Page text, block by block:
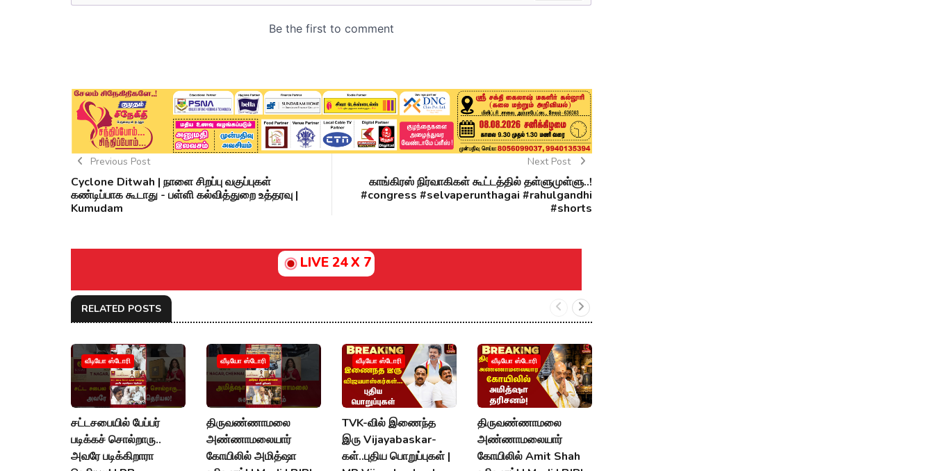
Previous Post
Cyclone Ditwah | நாளை சிறப்பு வகுப்புகள்
கண்டிப்பாக கூடாது - பள்ளி கல்வித்துறை உத்தரவு |
Kumudam
Next Post
காங்கிரஸ் நிர்வாகிகள் கூட்டத்தில் தள்ளுமுள்ளு..!
#congress #selvaperunthagai #rahulgandhi
#shorts
LIVE 24 X 7
RELATED POSTS
வீடியோ ஸ்டோரி
சட்டசபையில் பேப்பர்
படிக்கச் சொல்றாரு..
அவரே படிக்கிறாரா
வீடியோ ஸ்டோரி
திருவண்ணாமலை
அண்ணாமலையார்
கோயிலில் அமித்ஷா
வீடியோ ஸ்டோரி
TVK-வில் இணைந்த
இரு Vijayabaskar-
கள்..புதிய பொறுப்புகள் |
வீடியோ ஸ்டோரி
திருவண்ணாமலை
அண்ணாமலையார்
கோயிலில் Amit Shah